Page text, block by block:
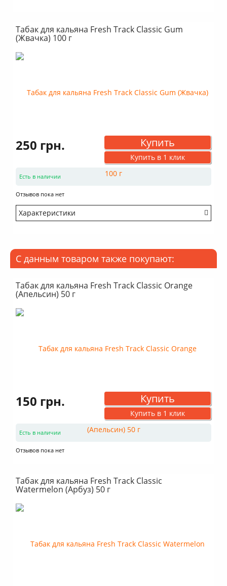
Аромат: Терпкий
Аромат: Чайный
Аромат: Кислый
Аромат: Цитрусовый
Табак для кальяна Fresh Track Classic Gum
(Жвачка) 100 г
250 грн. Купить
Купить в 1 клик
Есть в наличии
Отзывов пока нет
Характеристики
Аромат: Сладкий
Аромат: Мятный
Дымность: Выше среднего
С данным товаром также покупают:
Табак для кальяна Fresh Track Classic Orange
(Апельсин) 50 г
150 грн. Купить
Купить в 1 клик
Есть в наличии
Отзывов пока нет
Табак для кальяна Fresh Track Classic
Watermelon (Арбуз) 50 г